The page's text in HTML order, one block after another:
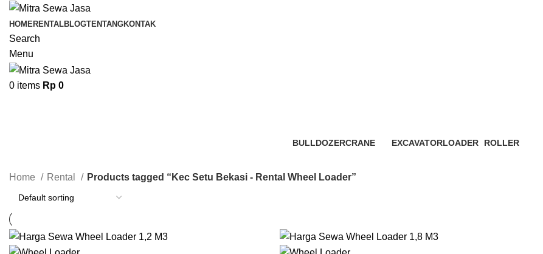
HOMERENTALBLOGTENTANGKONTAK
Search
Menu
0 items Rp 0
BULLDOZERCRANE
EXCAVATORLOADER
ROLLER
Home Rental Products tagged “Kec Setu Bekasi - Rental Wheel Loader”